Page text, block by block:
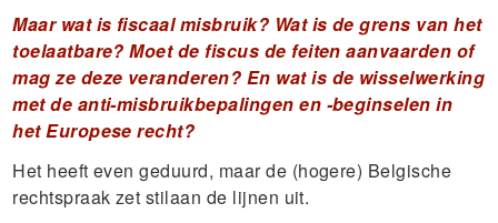
Maar wat is fiscaal misbruik? Wat is de grens van het
toelaatbare? Moet de fiscus de feiten aanvaarden of
mag ze deze veranderen? En wat is de wisselwerking
met de anti-misbruikbepalingen en -beginselen in
het Europese recht?
Het heeft even geduurd, maar de (hogere) Belgische
rechtspraak zet stilaan de lijnen uit.